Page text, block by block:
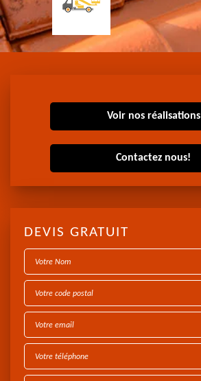
Voir nos réalisations
Contactez nous!
DEVIS GRATUIT